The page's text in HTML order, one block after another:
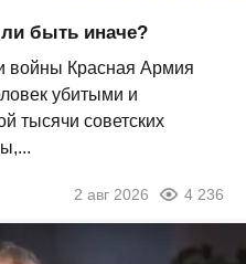
быть иначе?
войны Красная Армия
убитыми и
тысячи советских
2 авг 2026 4 236